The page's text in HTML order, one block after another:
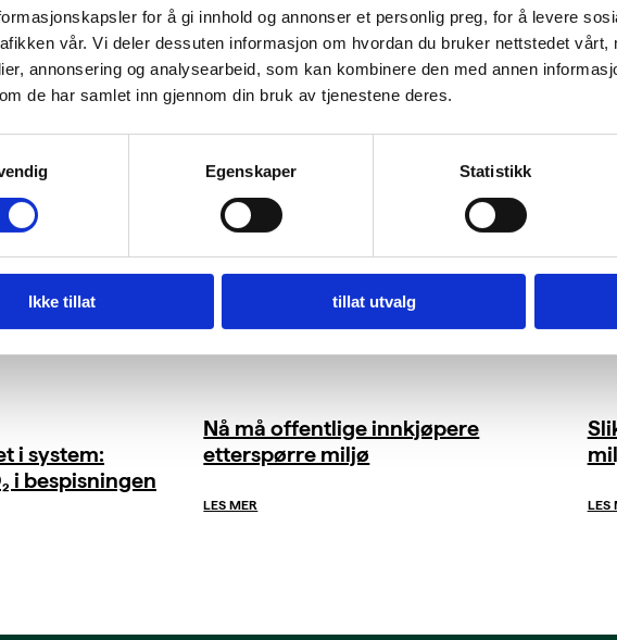
for å gi innhold og annonser et personlig preg, for å levere
vår. Vi deler dessuten informasjon om hvordan du bruker nettstedet vårt,
annonsering og analysearbeid, som kan kombinere den med annen
de har samlet inn gjennom din bruk av tjenestene deres.
Egenskaper Statistikk
Ikke tillat tillat utvalg
i system:
i bespisningen
Nå må offentlige innkjøpere
etterspørre miljø
LES MER LES